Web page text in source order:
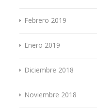
Febrero 2019
Enero 2019
Diciembre 2018
Noviembre 2018